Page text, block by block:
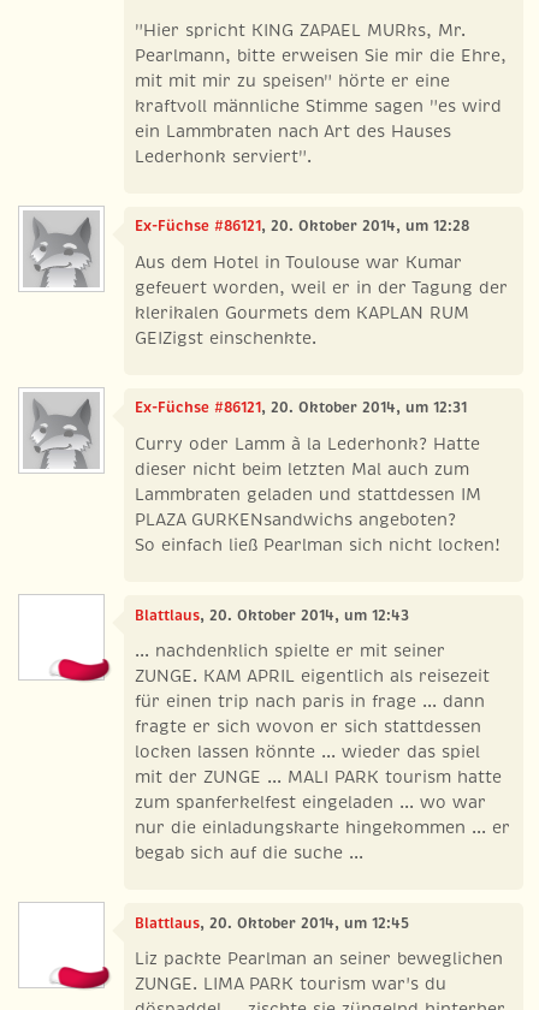
"Hier spricht KING ZAPAEL MURks, Mr.
Pearlmann, bitte erweisen Sie mir die Ehre,
mit mit mir zu speisen" hörte er eine
kraftvoll männliche Stimme sagen "es wird
ein Lammbraten nach Art des Hauses
Lederhonk serviert".
Ex-Füchse #86121, 20. Oktober 2014, um 12:28
Aus dem Hotel in Toulouse war Kumar
gefeuert worden, weil er in der Tagung der
klerikalen Gourmets dem KAPLAN RUM
GEIZigst einschenkte.
Ex-Füchse #86121, 20. Oktober 2014, um 12:31
Curry oder Lamm à la Lederhonk? Hatte
dieser nicht beim letzten Mal auch zum
Lammbraten geladen und stattdessen IM
PLAZA GURKENsandwichs angeboten?
So einfach ließ Pearlman sich nicht locken!
Blattlaus, 20. Oktober 2014, um 12:43
... nachdenklich spielte er mit seiner
ZUNGE. KAM APRIL eigentlich als reisezeit
für einen trip nach paris in frage ... dann
fragte er sich wovon er sich stattdessen
locken lassen könnte ... wieder das spiel
mit der ZUNGE ... MALI PARK tourism hatte
zum spanferkelfest eingeladen ... wo war
nur die einladungskarte hingekommen ... er
begab sich auf die suche ...
Blattlaus, 20. Oktober 2014, um 12:45
Liz packte Pearlman an seiner beweglichen
ZUNGE. LIMA PARK tourism war's du